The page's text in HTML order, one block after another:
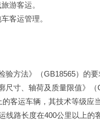
游客运。
客运管理。
方法》（GB18565）的要
寸、轴荷及质量限值》（
运车辆，其技术等级应
路长度在400公里以上的